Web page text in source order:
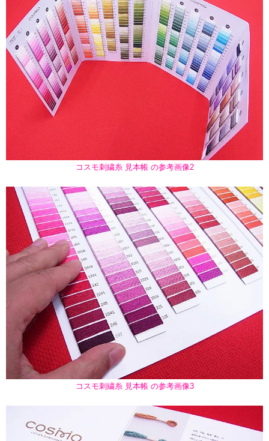
コスモ刺繍糸 見本帳 の参考画像2
コスモ刺繍糸 見本帳 の参考画像3